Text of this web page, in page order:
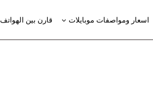
اسعار ومواصفات موبايلات قارن بين الهواتف